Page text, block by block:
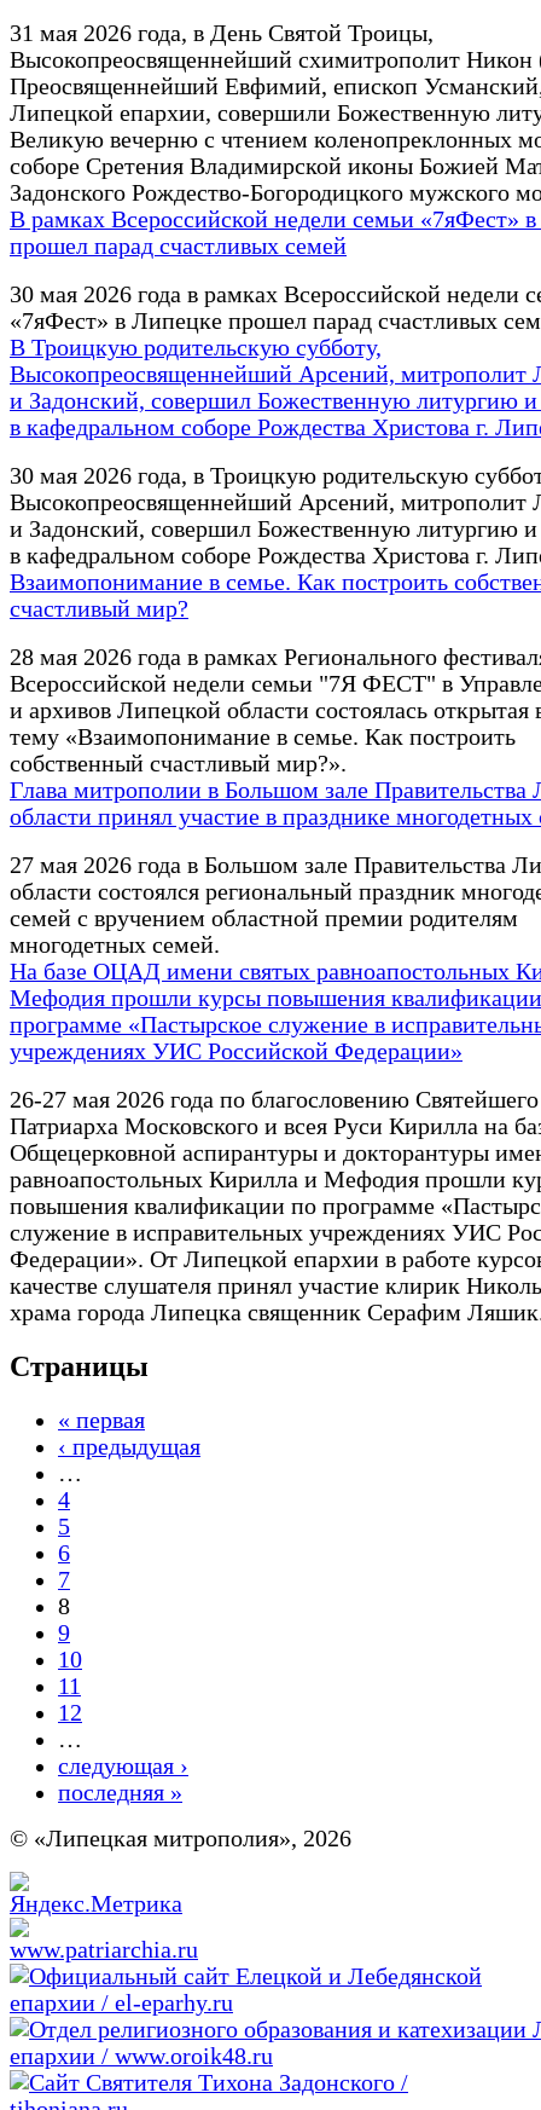
31 мая 2026 года, в День Святой Троицы,
Высокопреосвященнейший схимитрополит Никон
Преосвященнейший Евфимий, епископ
Липецкой епархии, совершили Божественную
Великую вечерню с чтением коленопреклонных
соборе Сретения Владимирской иконы Божией
Задонского Рождество-Богородицкого мужского
В рамках Всероссийской недели семьи «7яФест»
прошел парад счастливых семей
30 мая 2026 года в рамках Всероссийской недели
«7яФест» в Липецке прошел парад счастливых
В Троицкую родительскую субботу,
Высокопреосвященнейший Арсений, митрополит
и Задонский, совершил Божественную литургию
в кафедральном соборе Рождества Христова г.
30 мая 2026 года, в Троицкую родительскую
Высокопреосвященнейший Арсений, митрополит
и Задонский, совершил Божественную литургию
в кафедральном соборе Рождества Христова г.
Взаимопонимание в семье. Как построить
счастливый мир?
28 мая 2026 года в рамках Регионального
Всероссийской недели семьи "7Я ФЕСТ" в
и архивов Липецкой области состоялась открытая
тему «Взаимопонимание в семье. Как построить
собственный счастливый мир?».
Глава митрополии в Большом зале Правительства
области принял участие в празднике многодетных
27 мая 2026 года в Большом зале Правительства
области состоялся региональный праздник
семей с вручением областной премии родителям
многодетных семей.
На базе ОЦАД имени святых равноапостольных
Мефодия прошли курсы повышения
программе «Пастырское служение в
учреждениях УИС Российской Федерации»
26-27 мая 2026 года по благословению Святейшего
Патриарха Московского и всея Руси Кирилла на
Общецерковной аспирантуры и докторантуры
равноапостольных Кирилла и Мефодия прошли
повышения квалификации по программе
служение в исправительных учреждениях УИС
Федерации». От Липецкой епархии в работе
качестве слушателя принял участие клирик
храма города Липецка священник Серафим
Страницы
« первая
‹ предыдущая
…
4
5
6
7
8
9
10
11
12
…
следующая ›
последняя »
© «Липецкая митрополия», 2026